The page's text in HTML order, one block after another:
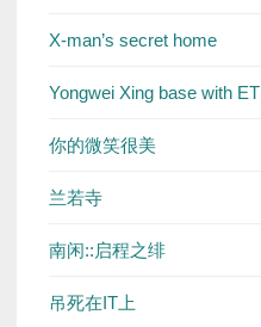
X-man’s secret home
Yongwei Xing base with ET
你的微笑很美
兰若寺
南闲::启程之绯
吊死在IT上